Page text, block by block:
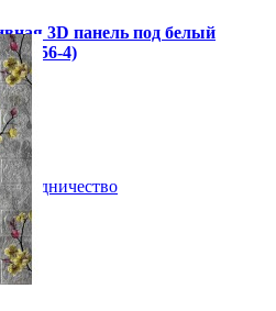
3D панель под белый
(5056-4)